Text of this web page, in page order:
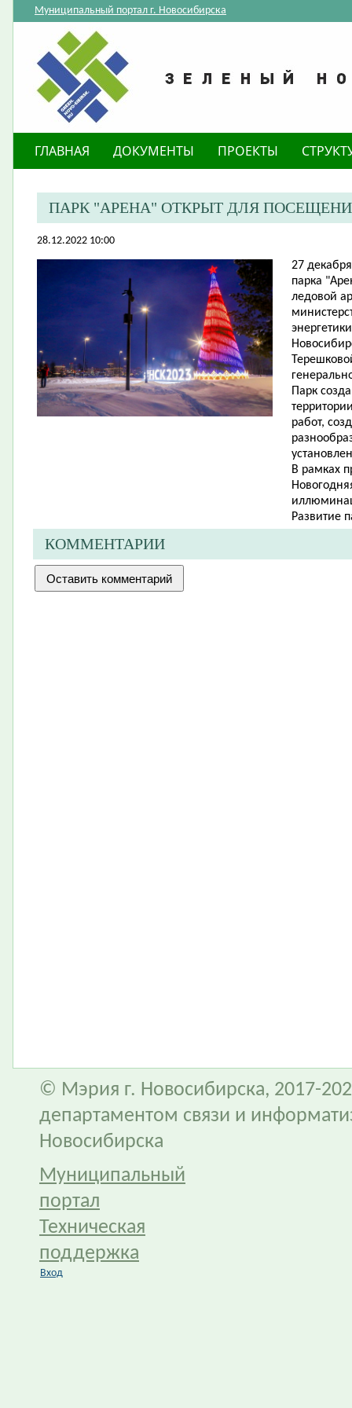
Муниципальный портал г. Новосибирска
ГЛАВНАЯ ДОКУМЕНТЫ ПРОЕКТЫ
ПАРК "АРЕНА" ОТКРЫТ ДЛЯ
28.12.2022 10:00
​27
парка
ледовой
Парк
работ,
В рамках
Развитие
КОММЕНТАРИИ
© Мэрия г. Новосибирска, 2017-
департаментом связи и
Новосибирска
Муниципальный
портал
Техническая
поддержка
Вход